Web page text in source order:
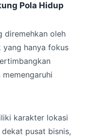
Pola Hidup
diremehkan oleh
yang hanya fokus
karakter lokasi
pusat bisnis,